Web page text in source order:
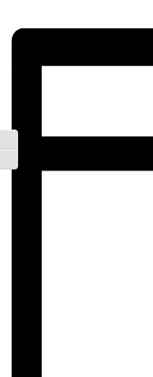
Schrift vergrößern